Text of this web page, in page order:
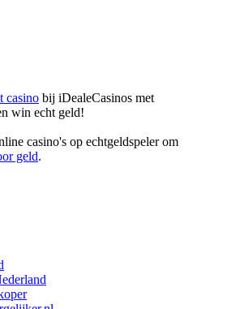
casino bij iDealeCasinos met
win echt geld!
casino's op echtgeldspeler om
geld.